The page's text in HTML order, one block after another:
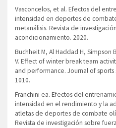
Vasconcelos, et al. Efectos del
intensidad en deportes de
metanálisis. Revista de
acondicionamiento. 2020.
Buchheit M, Al Haddad H, Simpson
V. Effect of winter break team
and performance. Journal of sports
1010.
Franchini ea. Efectos del
intensidad en el rendimiento y la
atletas de deportes de combate
Revista de investigación sobre